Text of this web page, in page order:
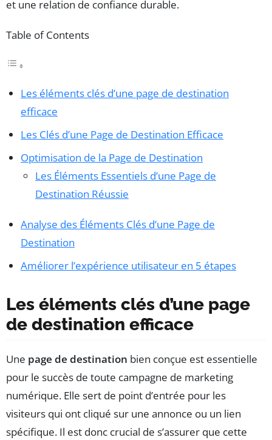
et une relation de confiance durable.
Table of Contents
Les éléments clés d’une page de destination
efficace
Les Clés d’une Page de Destination Efficace
Optimisation de la Page de Destination
Les Éléments Essentiels d’une Page de
Destination Réussie
Analyse des Éléments Clés d’une Page de
Destination
Améliorer l’expérience utilisateur en 5 étapes
Les éléments clés d’une page
de destination efficace
Une page de destination bien conçue est essentielle
pour le succès de toute campagne de marketing
numérique. Elle sert de point d’entrée pour les
visiteurs qui ont cliqué sur une annonce ou un lien
spécifique. Il est donc crucial de s’assurer que cette